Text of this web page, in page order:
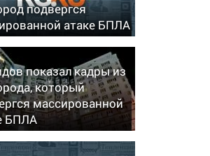
подвергся
атаке БПЛА
показал кадры из
который
массированной
БПЛА